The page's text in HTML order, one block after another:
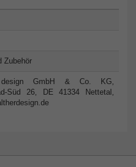
Zubehör
design GmbH & Co. KG,
Süd 26, DE 41334 Nettetal,